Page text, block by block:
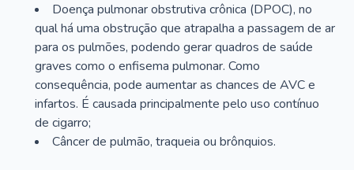
Doença pulmonar obstrutiva crônica (DPOC), no
qual há uma obstrução que atrapalha a passagem de ar
para os pulmões, podendo gerar quadros de saúde
graves como o enfisema pulmonar. Como
consequência, pode aumentar as chances de AVC e
infartos. É causada principalmente pelo uso contínuo
de cigarro;
Câncer de pulmão, traqueia ou brônquios.